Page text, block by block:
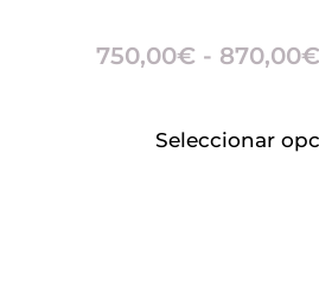
750,00€ - 870,00€
Seleccionar